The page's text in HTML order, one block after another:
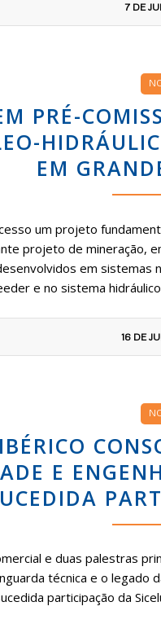
7 DE
PRÉ-
EM
um projeto
projeto de mineração,
em sistemas
e no sistema
16 DE
E
e duas palestras
técnica e o legado
participação da